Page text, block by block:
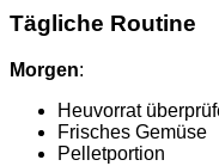
Tägliche Routine
Morgen:
Heuvorrat
Frisches Gemüse
Pelletportion